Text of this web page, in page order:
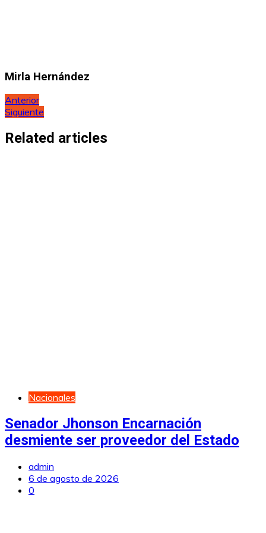
Mirla Hernández
Navegación
de
entradas
Anterior
Siguiente
Related articles
Nacionales
Senador Jhonson Encarnación
desmiente ser proveedor del Estado
admin
6 de agosto de 2026
0